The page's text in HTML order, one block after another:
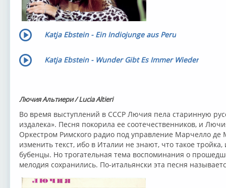
Katja Ebstein - Ein Indiojunge aus Peru
Katja Ebstein - Wunder Gibt Es Immer Wieder
Лючия Альтиери / Lucia Altieri
Во время выступлений в СССР Лючия пела старинную
издалека». Песня покорила ее соотечественников, и
Оркестром Римского радио под управление Марчелло
изменить текст, ибо в Италии не знают, что такое
бубенцы. Но трогательная тема воспоминания о
мелодия сохранились. По-итальянски эта песня